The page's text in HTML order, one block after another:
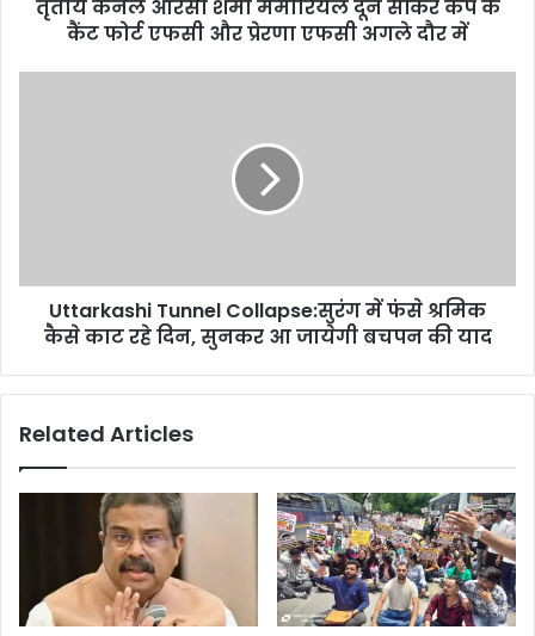
तृतीय कर्नल आरसी शर्मा मेमोरियल दून सॉकर कप के
कैंट फोर्ट एफसी और प्रेरणा एफसी अगले दौर में
Uttarkashi Tunnel Collapse:सुरंग में फंसे श्रमिक
कैसे काट रहे दिन, सुनकर आ जायेगी बचपन की याद
Related Articles